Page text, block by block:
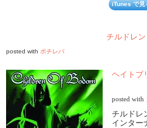
iTunes で見
チルドレ
posted with ポチレバ
ヘイトブ
posted with
チルドレ
インター